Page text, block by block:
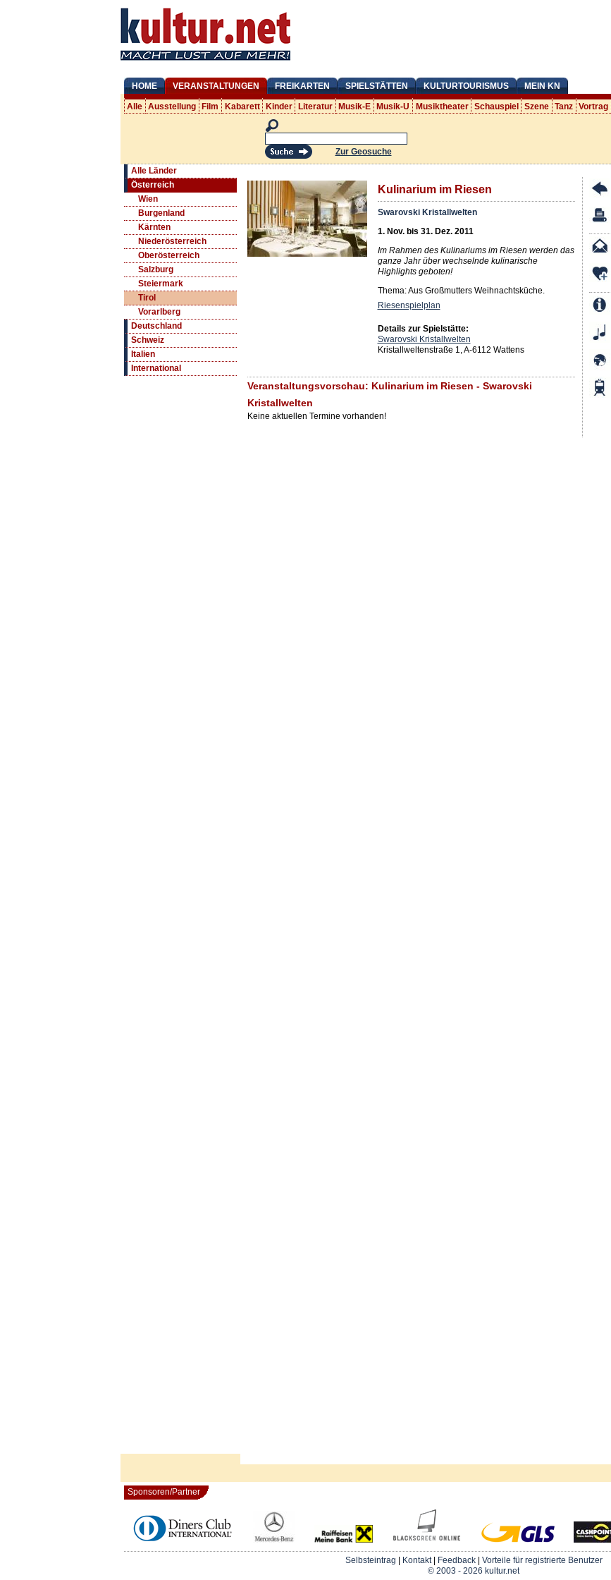
HOME VERANSTALTUNGEN FREIKARTEN SPIELSTÄTTEN KULTURTOURISMUS MEIN KN
Alle Ausstellung Film Kabarett Kinder Literatur Musik-E Musik-U Musiktheater Schauspiel Szene Tanz Vortrag
Zur Geosuche
Alle Länder
Österreich
Wien
Burgenland
Kärnten
Niederösterreich
Oberösterreich
Salzburg
Steiermark
Tirol
Vorarlberg
Deutschland
Schweiz
Italien
International
Kulinarium im Riesen
Swarovski Kristallwelten
1. Nov. bis 31. Dez. 2011
Im Rahmen des Kulinariums im Riesen werden das
ganze Jahr über wechselnde kulinarische
Highlights geboten!
Thema: Aus Großmutters Weihnachtsküche.
Riesenspielplan
Details zur Spielstätte:
Swarovski Kristallwelten
Kristallweltenstraße 1, A-6112 Wattens
Veranstaltungsvorschau: Kulinarium im Riesen - Swarovski
Kristallwelten
Keine aktuellen Termine vorhanden!
Sponsoren/Partner
Selbsteintrag Kontakt| Feedback| Vorteile für registrierte Benutzer
© 2003 - 2026 kultur.net